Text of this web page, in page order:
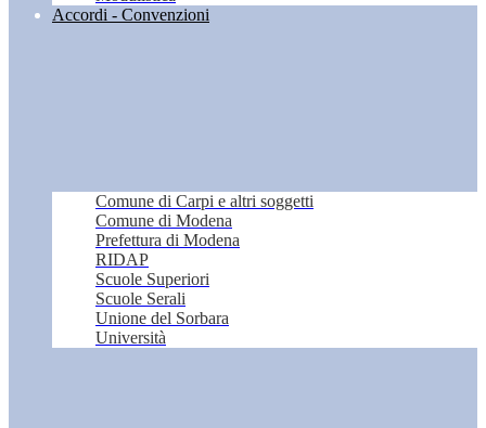
Accordi - Convenzioni
Comune di Carpi e altri soggetti
Comune di Modena
Prefettura di Modena
RIDAP
Scuole Superiori
Scuole Serali
Unione del Sorbara
Università